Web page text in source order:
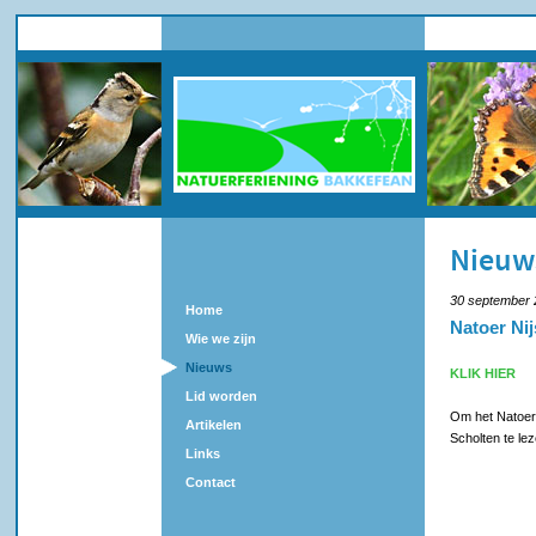
Home
Wie we zijn
Nieuws
Lid worden
Artikelen
Links
Contact
30 september
Natoer
KLIK HIER
Om het
Scholten te